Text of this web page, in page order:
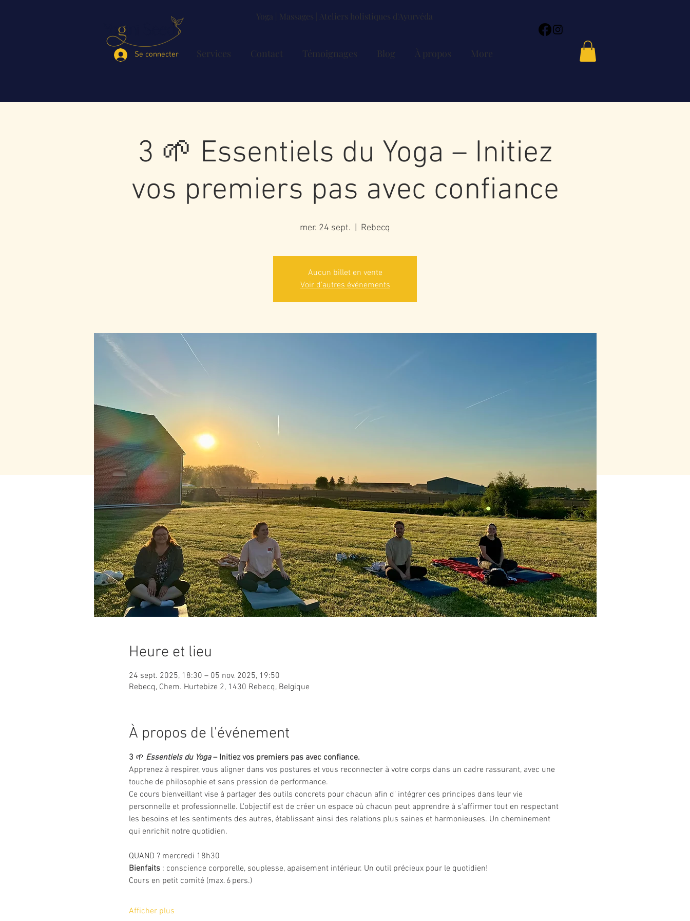
Yoga | Massages | Ateliers holistiques d'Ayurvéda
Services Contact Témoignages Blog À propos More
Se connecter
3 🌱 Essentiels du Yoga – Initiez
vos premiers pas avec confiance
mer. 24 sept. Rebecq
Aucun billet en vente
Voir d'autres événements
Heure et lieu
24 sept. 2025, 18:30 – 05 nov. 2025, 19:50
Rebecq, Chem. Hurtebize 2, 1430 Rebecq, Belgique
À propos de l'événement
3 🌱 Essentiels du Yoga – Initiez vos premiers pas avec confiance.
Apprenez à respirer, vous aligner dans vos postures et vous reconnecter à votre corps dans un cadre rassurant, avec une
touche de philosophie et sans pression de performance.
Ce cours bienveillant vise à partager des outils concrets pour chacun afin d' intégrer ces principes dans leur vie
personnelle et professionnelle. L'objectif est de créer un espace où chacun peut apprendre à s'affirmer tout en respectant
les besoins et les sentiments des autres, établissant ainsi des relations plus saines et harmonieuses. Un cheminement
qui enrichit notre quotidien.
QUAND ? mercredi 18h30
Bienfaits : conscience corporelle, souplesse, apaisement intérieur. Un outil précieux pour le quotidien!
Cours en petit comité (max. 6 pers.)
Afficher plus